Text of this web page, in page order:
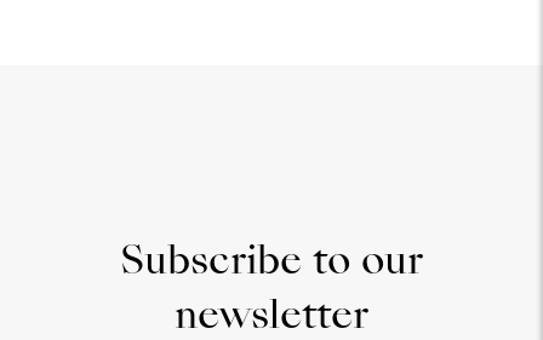
Subscribe to our
newsletter